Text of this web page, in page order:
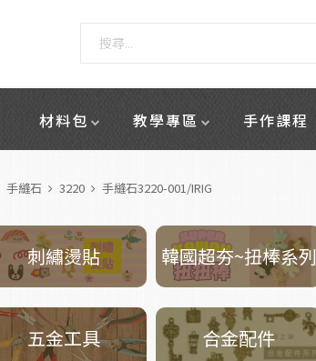
材料包 教學專區 手作課程
手縫石 3220 手縫石3220-001/IRIG
刺繡燙貼 韓國超夯~扭棒系列
五金工具 合金配件